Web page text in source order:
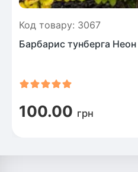
Код товару: 3067
Барбарис тунберга
100.00 грн